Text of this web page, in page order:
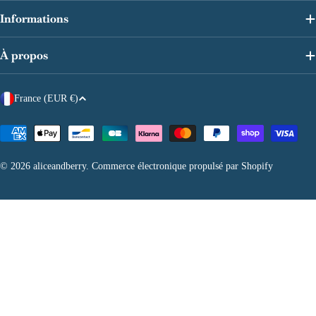
Informations
À propos
P
y
/
France (EUR €)
Modes
paiement
© 2026 aliceandberry. Commerce électronique propulsé par Shopify